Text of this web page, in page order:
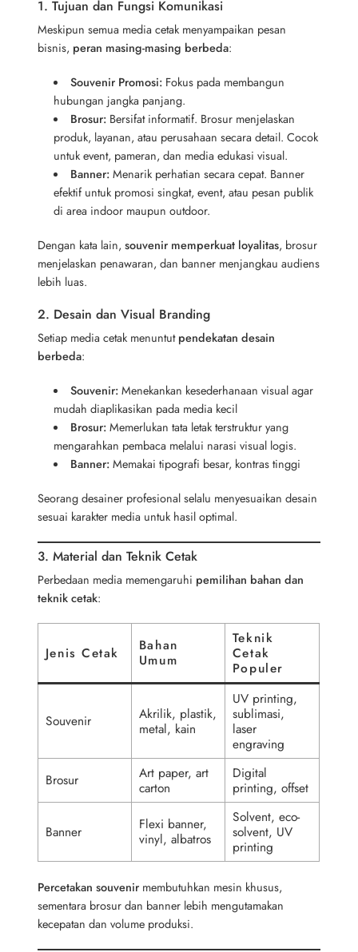
1. Tujuan dan Fungsi Komunikasi
Meskipun semua media cetak menyampaikan pesan
bisnis, peran masing-masing berbeda:
Souvenir Promosi:Fokus pada membangun
hubungan jangka panjang.
Brosur:Bersifat informatif. Brosur menjelaskan
produk, layanan, atau perusahaan secara detail. Cocok
untuk event, pameran, dan media edukasi visual.
Banner:Menarik perhatian secara cepat. Banner
efektif untuk promosi singkat, event, atau pesan publik
di area indoor maupun outdoor.
Dengan kata lain,souvenir memperkuat loyalitas, brosur
menjelaskan penawaran, dan banner menjangkau audiens
lebih luas.
2. Desain dan Visual Branding
Setiap media cetak menuntutpendekatan desain
berbeda:
Souvenir:Menekankan kesederhanaan visual agar
mudah diaplikasikan pada media kecil
Brosur:Memerlukan tata letak terstruktur yang
mengarahkan pembaca melalui narasi visual logis.
Banner:Memakai tipografi besar, kontras tinggi
Seorang desainer profesional selalu menyesuaikan desain
sesuai karakter media untuk hasil optimal.
3. Material dan Teknik Cetak
Perbedaan media memengaruhi pemilihan bahan dan
teknik cetak:
Jenis Cetak
Bahan
Umum
Teknik
Cetak
Populer
Souvenir
Akrilik, plastik,
metal, kain
UV printing,
sublimasi,
laser
engraving
Brosur
Art paper, art
carton
Digital
printing, offset
Banner
Flexi banner,
vinyl, albatros
Solvent, eco-
solvent, UV
printing
Percetakan souvenir membutuhkan mesin khusus,
sementara brosur dan banner lebih mengutamakan
kecepatan dan volume produksi.